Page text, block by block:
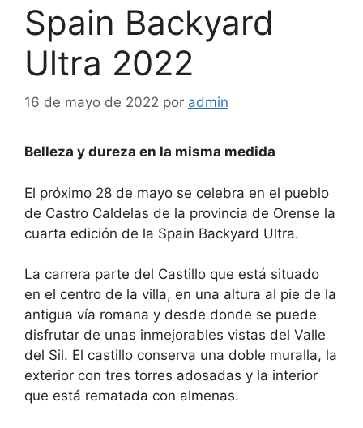
Spain Backyard
Ultra 2022
16 de mayo de 2022 por admin
Belleza y dureza en la misma medida
El próximo 28 de mayo se celebra en el pueblo
de Castro Caldelas de la provincia de Orense la
cuarta edición de la Spain Backyard Ultra.
La carrera parte del Castillo que está situado
en el centro de la villa, en una altura al pie de la
antigua vía romana y desde donde se puede
disfrutar de unas inmejorables vistas del Valle
del Sil. El castillo conserva una doble muralla, la
exterior con tres torres adosadas y la interior
que está rematada con almenas.